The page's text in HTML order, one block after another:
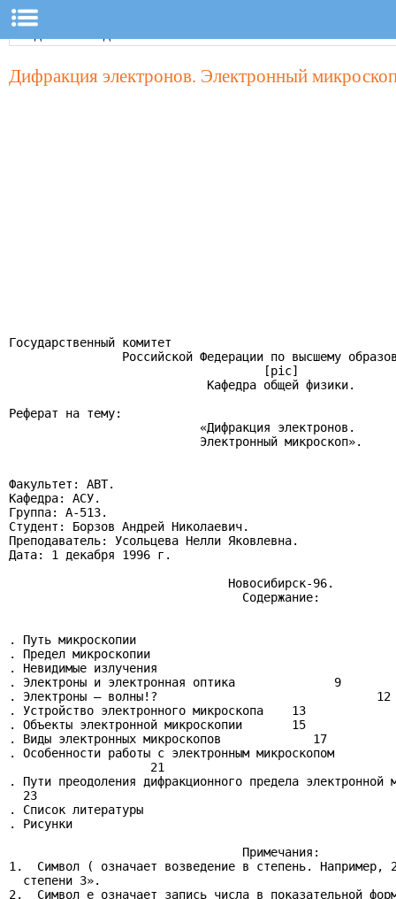
Дифракция электронов. Электронный
Государственный комитет
Российской Федерации по высшему
                                    [pic]
                            Кафедра общей физики.
Реферат на тему:
                           «Дифракция электронов.
                           Электронный микроскоп».
Факультет: АВТ.
Кафедра: АСУ.
Группа: А-513.
Студент: Борзов Андрей Николаевич.
Преподаватель: Усольцева Нелли Яковлевна.
Дата: 1 декабря 1996 г.
                               Новосибирск-96.
                                 Содержание:
. Путь микроскопии
. Предел микроскопии
. Невидимые излучения
. Электроны и электронная оптика              9
. Электроны — волны!?                               12
. Устройство электронного микроскопа    13
. Объекты электронной микроскопии       15
. Виды электронных микроскопов             17
. Особенности работы с электронным микроскопом
                    21
. Пути преодоления дифракционного предела электронной
  23
. Список литературы
. Рисунки
                                 Примечания:
1.  Символ ( означает возведение в степень. Например,
  степени 3».
2.  Символ e означает запись числа в показательной